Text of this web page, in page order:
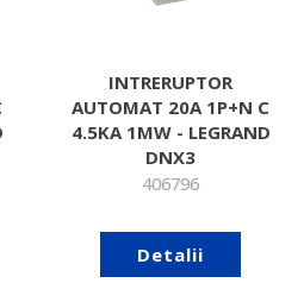
INTRERUPTOR
AUTOMAT 20A 1P+N C
4.5KA 1MW - LEGRAND
DNX3
406796
Detalii